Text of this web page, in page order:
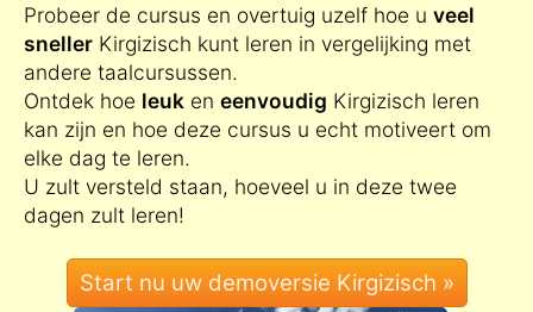
Probeer de cursus en overtuig uzelf hoe u veel
sneller Kirgizisch kunt leren in vergelijking met
andere taalcursussen.
Ontdek hoe leuk en eenvoudig Kirgizisch leren
kan zijn en hoe deze cursus u echt motiveert om
elke dag te leren.
U zult versteld staan, hoeveel u in deze twee
dagen zult leren!